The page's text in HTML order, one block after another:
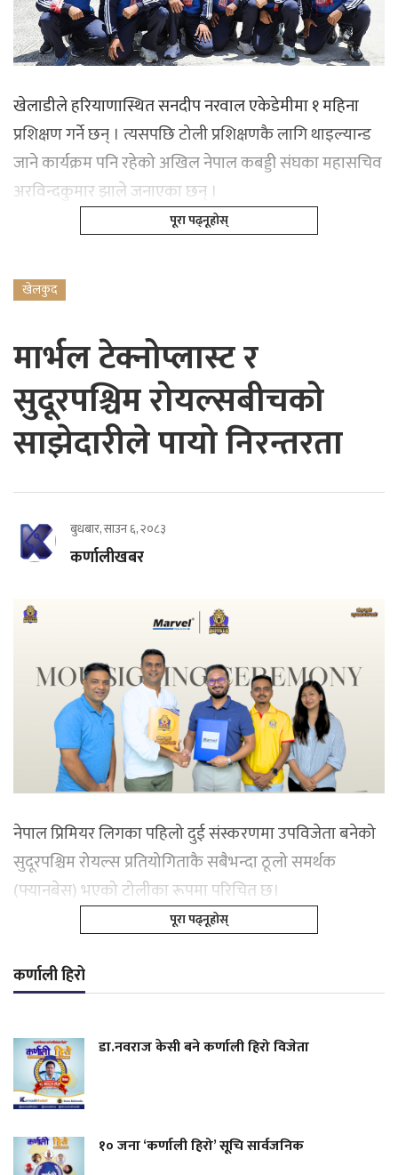
खेलाडीले हरियाणास्थित सनदीप नरवाल एकेडेमीमा १ महिना
प्रशिक्षण गर्ने छन् । त्यसपछि टोली प्रशिक्षणकै लागि थाइल्यान्ड
जाने कार्यक्रम पनि रहेको अखिल नेपाल कबड्डी संघका महासचिव
अरविन्दकुमार झाले जनाएका छन् ।
पूरा पढ्नूहोस्
खेलकुद
मार्भल टेक्नोप्लास्ट र
सुदूरपश्चिम रोयल्सबीचको
साझेदारीले पायो निरन्तरता
बुधबार, साउन ६, २०८३
कर्णालीखबर
नेपाल प्रिमियर लिगका पहिलो दुई संस्करणमा उपविजेता बनेको
सुदूरपश्चिम रोयल्स प्रतियोगिताकै सबैभन्दा ठूलो समर्थक
(फ्यानबेस) भएको टोलीका रूपमा परिचित छ।
पूरा पढ्नूहोस्
कर्णाली हिरो
डा.नवराज केसी बने कर्णाली हिरो विजेता
१० जना ‘कर्णाली हिरो’ सूचि सार्वजनिक